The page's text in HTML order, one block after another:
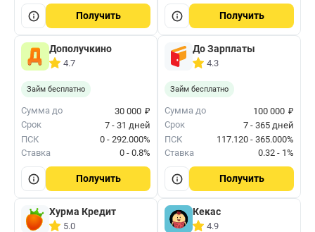
Получить Получить
Дополучкино
4.7
Займ бесплатно
Сумма до 30 000 ₽
Срок
7 - 31 дней
ПСК
0 - 292.000%
Ставка
0 - 0.8%
Получить
До Зарплаты
4.3
Займ бесплатно
Сумма до 100 000 ₽
Срок
7 - 365 дней
ПСК
117.120 - 365.000%
Ставка
0.32 - 1%
Получить
Хурма Кредит
5.0
Кекас
4.9